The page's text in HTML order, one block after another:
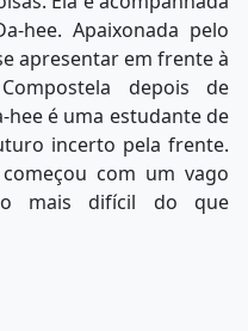
hee. Apaixonada pelo
apresentar em frente à
depois de
é uma estudante de
incerto pela frente.
com um vago
mais difícil do que